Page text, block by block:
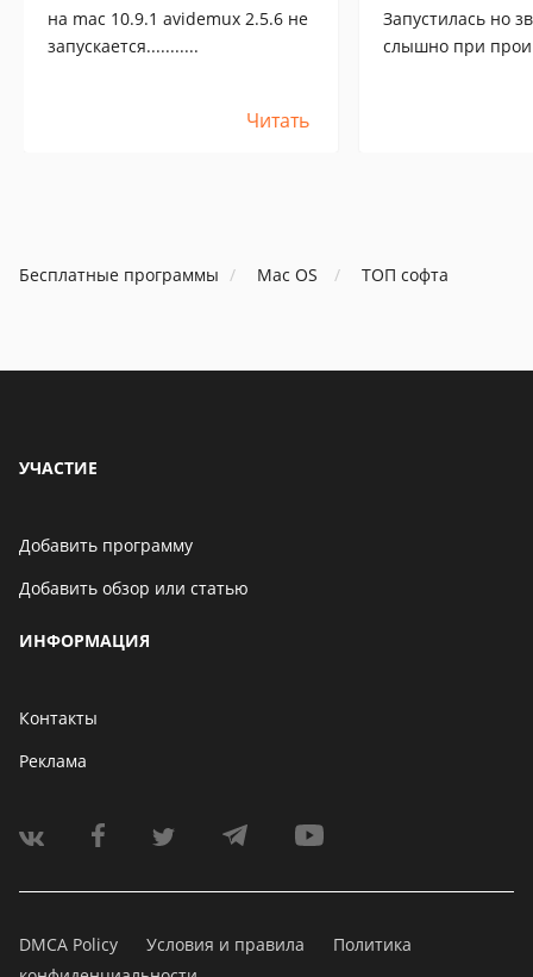
на mac 10.9.1 avidemux 2.5.6 не
запускается...........
Читать
Запустилась но
слышно при
Бесплатные программы Mac OS ТОП софта
УЧАСТИЕ
Добавить программу
Добавить обзор или статью
ИНФОРМАЦИЯ
Контакты
Реклама
DMCA Policy Условия и правила
Политика